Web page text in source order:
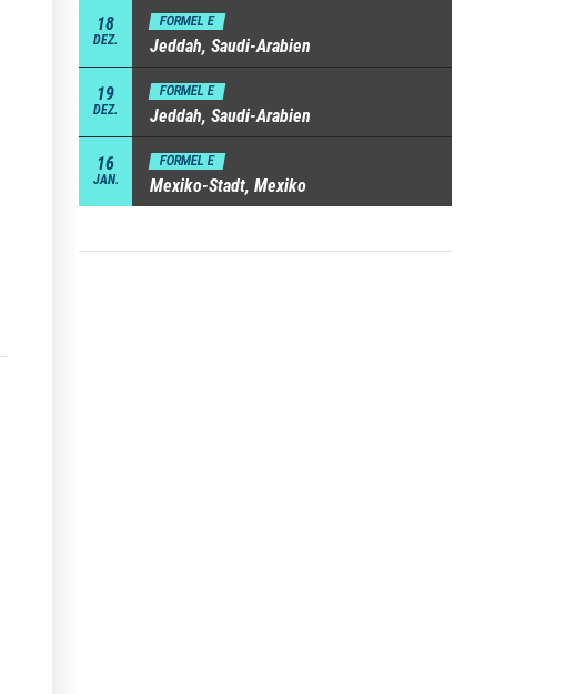
18
DEZ.
FORMEL E
Jeddah, Saudi-Arabien
19
DEZ.
FORMEL E
Jeddah, Saudi-Arabien
16
JAN.
FORMEL E
Mexiko-Stadt, Mexiko